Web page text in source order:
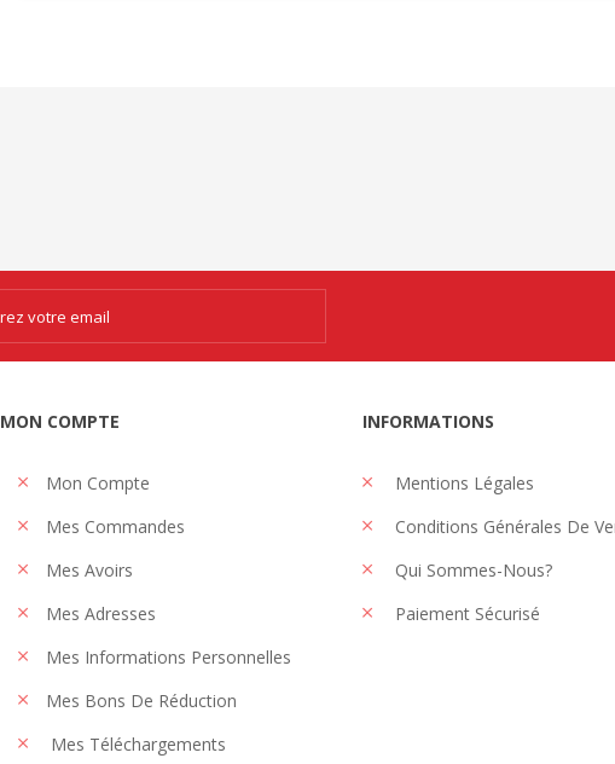
MON COMPTE
Mon Compte
Mes Commandes
Mes Avoirs
Mes Adresses
Mes Informations Personnelles
Mes Bons De Réduction
Mes Téléchargements
INFORMATIONS
Mentions Légales
Conditions Générales De
Qui Sommes-Nous?
Paiement Sécurisé